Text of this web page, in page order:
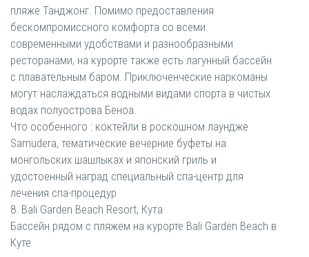
пляже Танджонг. Помимо предоставления
бескомпромиссного комфорта со всеми
современными удобствами и разнообразными
ресторанами, на курорте также есть лагунный бассейн
с плавательным баром. Приключенческие наркоманы
могут наслаждаться водными видами спорта в чистых
водах полуострова Беноа.
Что особенного : коктейли в роскошном лаундже
Samudera, тематические вечерние буфеты на
монгольских шашлыках и японский гриль и
удостоенный наград специальный спа-центр для
лечения спа-процедур
8. Bali Garden Beach Resort, Кута
Бассейн рядом с пляжем на курорте Bali Garden Beach в
Куте